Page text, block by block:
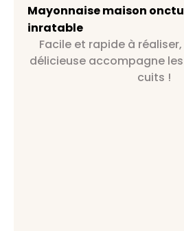
Mayonnaise maison
inratable
Facile et rapide à
délicieuse accompagne
cuits !